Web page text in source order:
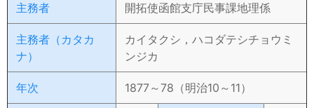
主務者 開拓使函館支庁民事課地理係
主務者（カタカ
ナ）
カイタクシ，ハコダテシチョウミ
ンジカ
年次 1877～78（明治10～11）